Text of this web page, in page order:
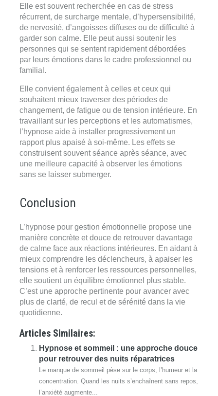
Elle est souvent recherchée en cas de stress
récurrent, de surcharge mentale, d’hypersensibilité,
de nervosité, d’angoisses diffuses ou de difficulté à
garder son calme. Elle peut aussi soutenir les
personnes qui se sentent rapidement débordées
par leurs émotions dans le cadre professionnel ou
familial.
Elle convient également à celles et ceux qui
souhaitent mieux traverser des périodes de
changement, de fatigue ou de tension intérieure. En
travaillant sur les perceptions et les automatismes,
l’hypnose aide à installer progressivement un
rapport plus apaisé à soi-même. Les effets se
construisent souvent séance après séance, avec
une meilleure capacité à observer les émotions
sans se laisser submerger.
Conclusion
L’hypnose pour gestion émotionnelle propose une
manière concrète et douce de retrouver davantage
de calme face aux réactions intérieures. En aidant à
mieux comprendre les déclencheurs, à apaiser les
tensions et à renforcer les ressources personnelles,
elle soutient un équilibre émotionnel plus stable.
C’est une approche pertinente pour avancer avec
plus de clarté, de recul et de sérénité dans la vie
quotidienne.
Articles Similaires:
Hypnose et sommeil : une approche douce
pour retrouver des nuits réparatrices
Le manque de sommeil pèse sur le corps, l’humeur et la
concentration. Quand les nuits s’enchaînent sans repos,
l’anxiété augmente...